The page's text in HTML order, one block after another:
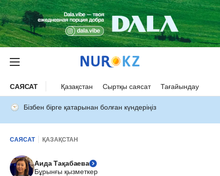
САЯСАТ Қазақстан Сыртқы саясат Тағайындау
Бізбен бірге қатарынан болған күндеріңіз
САЯСАТ ҚАЗАҚСТАН
Аида Тақабаева
Бұрынғы қызметкер